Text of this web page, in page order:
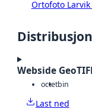
Ortofoto
Webside
octetbin
Last ned